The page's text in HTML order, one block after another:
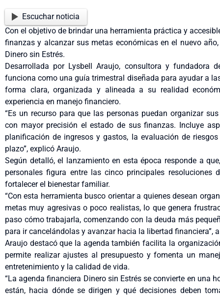
Escuchar noticia
Con el objetivo de brindar una herramienta práctica y
finanzas y alcanzar sus metas económicas en el nuevo
Dinero sin Estrés.
Desarrollada por Lysbell Araujo, consultora y fundadora
funciona como una guía trimestral diseñada para ayudar a
forma clara, organizada y alineada a su realidad
experiencia en manejo financiero.
“Es un recurso para que las personas puedan organizar
con mayor precisión el estado de sus finanzas. Incluye
planificación de ingresos y gastos, la evaluación de
plazo”, explicó Araujo.
Según detalló, el lanzamiento en esta época responde a
personales figura entre las cinco principales
fortalecer el bienestar familiar.
“Con esta herramienta busco orientar a quienes desean
metas muy agresivas o poco realistas, lo que genera
paso cómo trabajarla, comenzando con la deuda más
para ir cancelándolas y avanzar hacia la libertad financiera”,
Araujo destacó que la agenda también facilita la
permite realizar ajustes al presupuesto y fomenta un
entretenimiento y la calidad de vida.
“La agenda financiera Dinero sin Estrés se convierte en una
están, hacia dónde se dirigen y qué decisiones deben